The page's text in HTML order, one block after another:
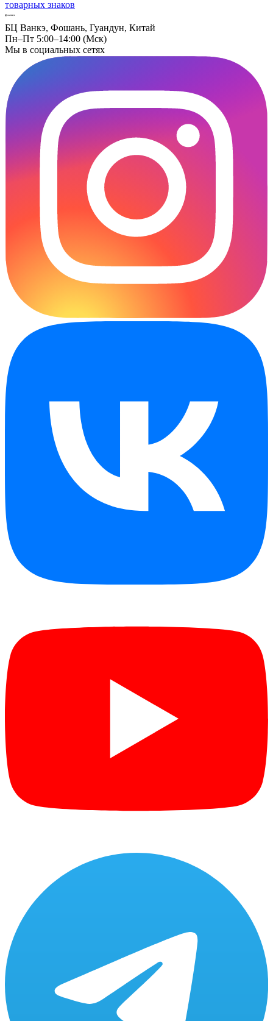
товарных знаков
БЦ Ванкэ, Фошань, Гуандун, Китай
Пн–Пт 5:00–14:00 (Мск)
Мы в социальных сетях